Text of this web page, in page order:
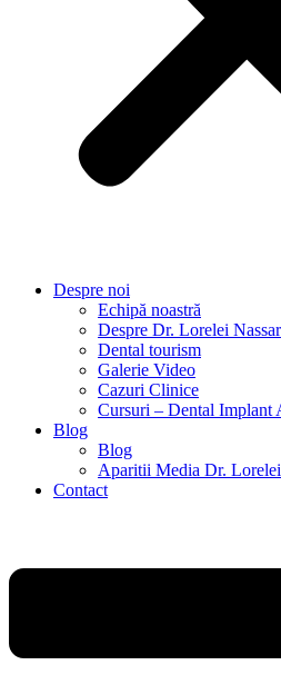
Despre noi
Echipă noastră
Despre Dr. Lorelei Nassar
Dental tourism
Galerie Video
Cazuri Clinice
Cursuri – Dental Implant
Blog
Blog
Aparitii Media Dr.
Contact